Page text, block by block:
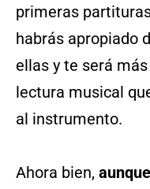
primeras
habrás apropiado
ellas y te será
lectura musical
al instrumento.
Ahora bien,